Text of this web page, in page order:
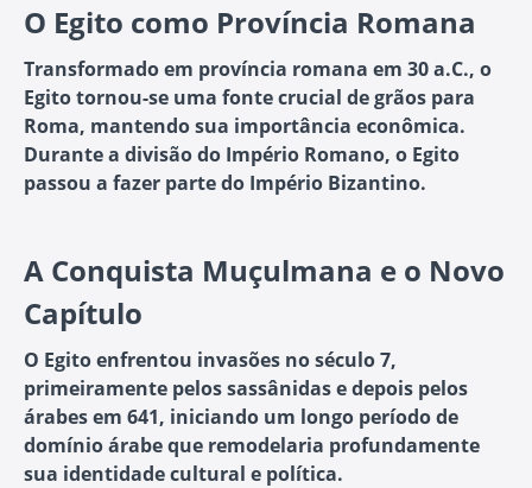
O Egito como Província Romana
Transformado em província romana em 30 a.C., o
Egito tornou-se uma fonte crucial de grãos para
Roma, mantendo sua importância econômica.
Durante a divisão do Império Romano, o Egito
passou a fazer parte do Império Bizantino.
A Conquista Muçulmana e o Novo
Capítulo
O Egito enfrentou invasões no século 7,
primeiramente pelos sassânidas e depois pelos
árabes em 641, iniciando um longo período de
domínio árabe que remodelaria profundamente
sua identidade cultural e política.